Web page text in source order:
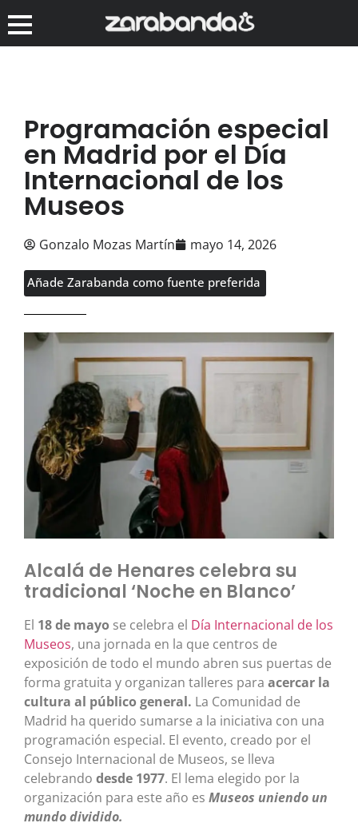
Programación especial
en Madrid por el Día
Internacional de los
Museos
Gonzalo Mozas Martín mayo 14, 2026
Añade Zarabanda como fuente preferida
Alcalá de Henares celebra su
tradicional ‘Noche en Blanco’
El 18 de mayo se celebra el Día Internacional de los
Museos, una jornada en la que centros de
exposición de todo el mundo abren sus puertas de
forma gratuita y organizan talleres para acercar la
cultura al público general. La Comunidad de
Madrid ha querido sumarse a la iniciativa con una
programación especial. El evento, creado por el
Consejo Internacional de Museos, se lleva
celebrando desde 1977. El lema elegido por la
organización para este año es Museos uniendo un
mundo dividido.